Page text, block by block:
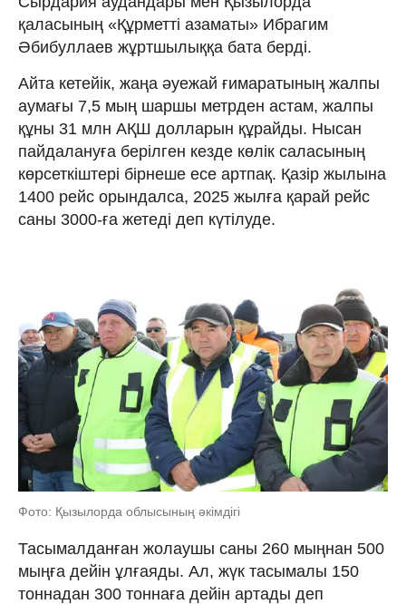
қаласының «Құрметті азаматы» Ибрагим
Әбибуллаев жұртшылыққа бата берді.
Айта кетейік, жаңа әуежай ғимаратының жалпы
аумағы 7,5 мың шаршы метрден астам, жалпы
құны 31 млн АҚШ долларын құрайды. Нысан
пайдалануға берілген кезде көлік саласының
көрсеткіштері бірнеше есе артпақ. Қазір жылына
1400 рейс орындалса, 2025 жылға қарай рейс
саны 3000-ға жетеді деп күтілуде.
Фото: Қызылорда облысының әкімдігі
Тасымалданған жолаушы саны 260 мыңнан 500
мыңға дейін ұлғаяды. Ал, жүк тасымалы 150
тоннадан 300 тоннаға дейін артады деп